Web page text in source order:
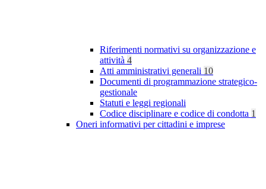
Riferimenti normativi su organizzazione e
attività 4
Atti amministrativi generali 10
Documenti di programmazione strategico-
gestionale
Statuti e leggi regionali
Codice disciplinare e codice di condotta 1
Oneri informativi per cittadini e imprese